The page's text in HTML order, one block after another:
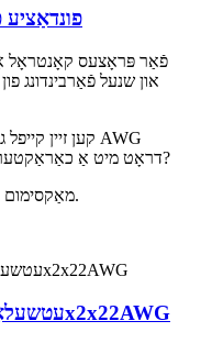
און שנעל פֿאַרבינדונג
דראָט מיט אַ כאַראַקטעריסטיש ימפּעדאַנס פון 100?
מאַקסימום נעץ לענג ביז 1200 מעטער.
עטשעלאָן לאָנוואָרקס קאַבל 1x2x22AWG